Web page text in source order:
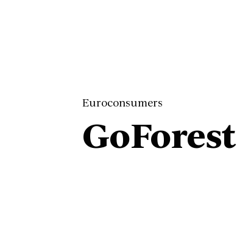
Euroconsumers
GoForest